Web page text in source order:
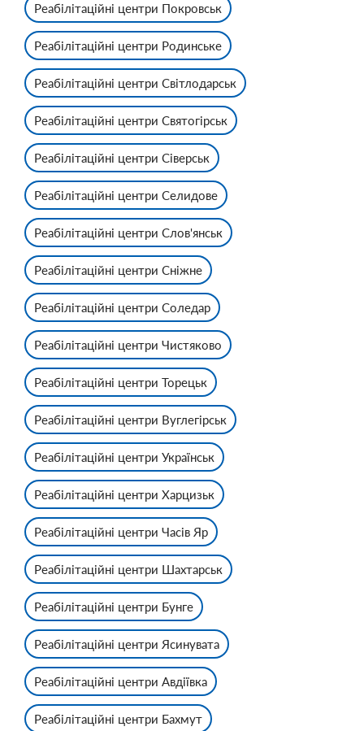
Реабілітаційні центри Покровськ
Реабілітаційні центри Родинське
Реабілітаційні центри Світлодарськ
Реабілітаційні центри Святогірськ
Реабілітаційні центри Сіверськ
Реабілітаційні центри Селидове
Реабілітаційні центри Слов'янськ
Реабілітаційні центри Сніжне
Реабілітаційні центри Соледар
Реабілітаційні центри Чистяково
Реабілітаційні центри Торецьк
Реабілітаційні центри Вуглегірськ
Реабілітаційні центри Українськ
Реабілітаційні центри Харцизьк
Реабілітаційні центри Часів Яр
Реабілітаційні центри Шахтарськ
Реабілітаційні центри Бунге
Реабілітаційні центри Ясинувата
Реабілітаційні центри Авдіївка
Реабілітаційні центри Бахмут